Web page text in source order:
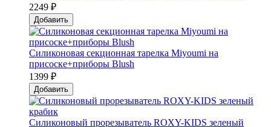
2249 ₽
Добавить
Силиконовая секционная тарелка Мiyoumi на
присоске+приборы Blush
1399 ₽
Добавить
Силиконовый прорезыватель ROXY-KIDS зеленый